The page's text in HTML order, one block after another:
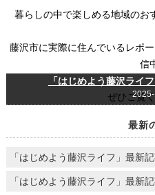
「はじめよう藤沢ライ
暮らしの中で楽しめる地域のお
藤沢市に実際に住んでいるレポ
信
ぜひご覧
最新
「はじめよう藤沢ライフ」最新
「はじめよう藤沢ライフ」最新